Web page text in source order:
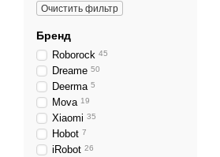
Очистить фильтр
Бренд
Roborock 45
Dreame 50
Deerma 5
Mova 19
Xiaomi 35
Hobot 7
iRobot 26